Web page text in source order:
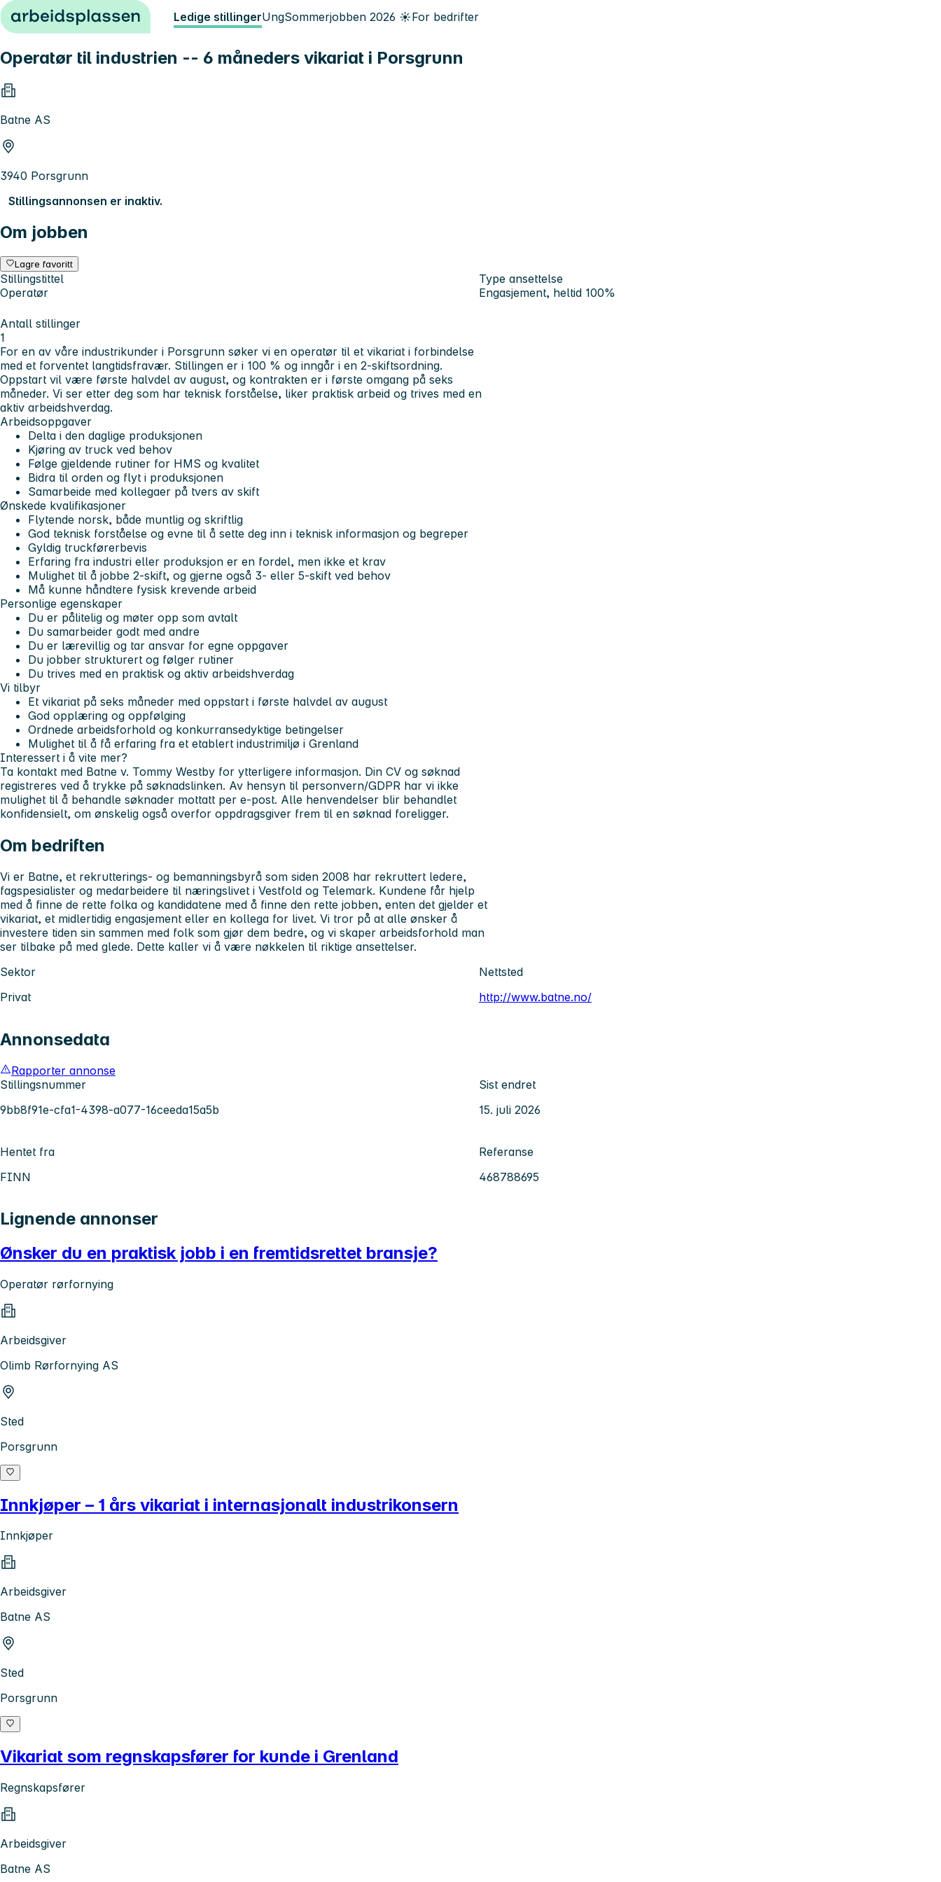
Hopp til innhold Ledige stillingerUngSommerjobben 2026 ☀️For bedrifter
Operatør til industrien -- 6 måneders vikariat i Porsgrunn
Batne AS
3940 Porsgrunn
Stillingsannonsen er inaktiv.
Om jobben
Lagre favoritt
Stillingstittel
Operatør
Type ansettelse
Engasjement, heltid 100%
Antall stillinger
1
For en av våre industrikunder i Porsgrunn søker vi en operatør til et vikariat i forbindelse
med et forventet langtidsfravær. Stillingen er i 100 % og inngår i en 2-skiftsordning.
Oppstart vil være første halvdel av august, og kontrakten er i første omgang på seks
måneder. Vi ser etter deg som har teknisk forståelse, liker praktisk arbeid og trives med en
aktiv arbeidshverdag.
Arbeidsoppgaver
Delta i den daglige produksjonen
Kjøring av truck ved behov
Følge gjeldende rutiner for HMS og kvalitet
Bidra til orden og flyt i produksjonen
Samarbeide med kollegaer på tvers av skift
Ønskede kvalifikasjoner
Flytende norsk, både muntlig og skriftlig
God teknisk forståelse og evne til å sette deg inn i teknisk informasjon og begreper
Gyldig truckførerbevis
Erfaring fra industri eller produksjon er en fordel, men ikke et krav
Mulighet til å jobbe 2-skift, og gjerne også 3- eller 5-skift ved behov
Må kunne håndtere fysisk krevende arbeid
Personlige egenskaper
Du er pålitelig og møter opp som avtalt
Du samarbeider godt med andre
Du er lærevillig og tar ansvar for egne oppgaver
Du jobber strukturert og følger rutiner
Du trives med en praktisk og aktiv arbeidshverdag
Vi tilbyr
Et vikariat på seks måneder med oppstart i første halvdel av august
God opplæring og oppfølging
Ordnede arbeidsforhold og konkurransedyktige betingelser
Mulighet til å få erfaring fra et etablert industrimiljø i Grenland
Interessert i å vite mer?
Ta kontakt med Batne v. Tommy Westby for ytterligere informasjon. Din CV og søknad
registreres ved å trykke på søknadslinken. Av hensyn til personvern/GDPR har vi ikke
mulighet til å behandle søknader mottatt per e-post. Alle henvendelser blir behandlet
konfidensielt, om ønskelig også overfor oppdragsgiver frem til en søknad foreligger.
Om bedriften
Vi er Batne, et rekrutterings- og bemanningsbyrå som siden 2008 har rekruttert ledere,
fagspesialister og medarbeidere til næringslivet i Vestfold og Telemark. Kundene får hjelp
med å finne de rette folka og kandidatene med å finne den rette jobben, enten det gjelder et
vikariat, et midlertidig engasjement eller en kollega for livet. Vi tror på at alle ønsker å
investere tiden sin sammen med folk som gjør dem bedre, og vi skaper arbeidsforhold man
ser tilbake på med glede. Dette kaller vi å være nøkkelen til riktige ansettelser.
Sektor
Privat
Nettsted
http://www.batne.no/
Annonsedata
Rapporter annonse
Stillingsnummer
9bb8f91e-cfa1-4398-a077-16ceeda15a5b
Sist endret
15. juli 2026
Hentet fra
FINN
Referanse
468788695
Lignende annonser
Ønsker du en praktisk jobb i en fremtidsrettet bransje?
Operatør rørfornying
Arbeidsgiver
Olimb Rørfornying AS
Sted
Porsgrunn
Innkjøper – 1 års vikariat i internasjonalt industrikonsern
Innkjøper
Arbeidsgiver
Batne AS
Sted
Porsgrunn
Vikariat som regnskapsfører for kunde i Grenland
Regnskapsfører
Arbeidsgiver
Batne AS